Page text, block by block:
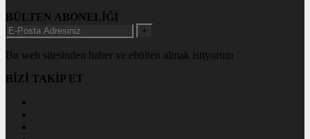
BÜLTEN ABONELİĞİ
+
Bu web sitesinden haber ve ebülten almak istiyorum
BİZİ TAKİP ET